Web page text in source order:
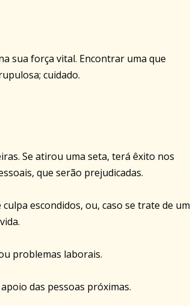
sua força vital. Encontrar uma que
cuidado.
Se atirou uma seta, terá êxito nos
que serão prejudicadas.
escondidos, ou, caso se trate de um
problemas laborais.
das pessoas próximas.